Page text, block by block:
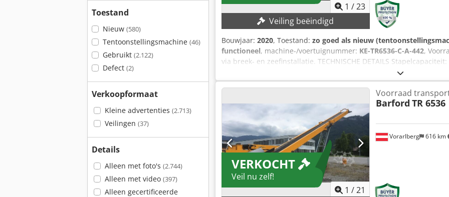
Toestand
Nieuw (580)
Tentoonstellingsmachine (46)
Gebruikt (2.122)
Defect (2)
Verkoopformaat
Kleine advertenties (2.713)
Veilingen (37)
Details
Alleen met foto's (2.744)
Alleen met video (397)
Alleen gecertificeerde
1 /23
Veiling beëindigd
Bouwjaar: 2020, Toestand: zo goed als nieuw
functioneel, machine-/voertuignummer: KE-TR6536-C-A-442,
via breek- en zeefinstallatie. TECHNISCHE DETAILS
37°. Bulkdichtheid: 1,7kg/dm³ Stapelcapaciteit (rotatie 0°): 2500 t
Stapelcapaciteit (rotatie 180°): 15000 t Invoermaat: 0 / 200 mm
Breedte transportband: 900 mm Loshoogte: max. 8320 mm
transportbandschraper Dcjdpfx Ajmv E Igolgek Lengte rupsband:
dieselmotor: 37kW Eigen gewicht: ca. 8000kg VERDER -
Kop hydraulisch inklapbaar - centraal smeerpunt
VERKOCHT
Veil nu zelf!
1 /21
Vorarlberg 616 km
Voorraad
Barford TR 6536